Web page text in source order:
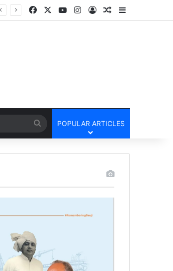
FacebookYouTubeInstagram
Log InRandom Article
Sidebar
Search
for
POPULAR ARTICLES